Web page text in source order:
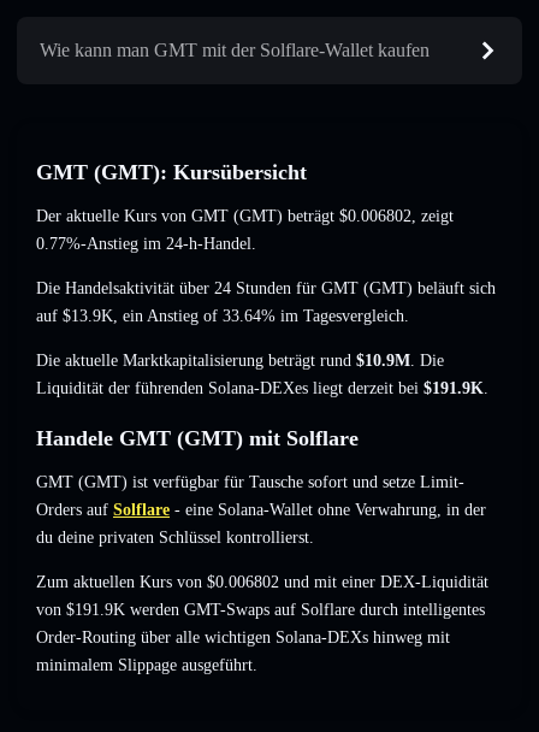
Wie kann man GMT mit der Solflare-Wallet kaufen
GMT (GMT): Kursübersicht
Der aktuelle Kurs von GMT (GMT) beträgt $0.006802, zeigt
0.77%-Anstieg im 24-h-Handel.
Die Handelsaktivität über 24 Stunden für GMT (GMT) beläuft sich
auf $13.9K, ein Anstieg of 33.64% im Tagesvergleich.
Die aktuelle Marktkapitalisierung beträgt rund $10.9M. Die
Liquidität der führenden Solana-DEXes liegt derzeit bei $191.9K.
Handele GMT (GMT) mit Solflare
GMT (GMT) ist verfügbar für Tausche sofort und setze Limit-
Orders auf Solflare - eine Solana-Wallet ohne Verwahrung, in der
du deine privaten Schlüssel kontrollierst.
Zum aktuellen Kurs von $0.006802 und mit einer DEX-Liquidität
von $191.9K werden GMT-Swaps auf Solflare durch intelligentes
Order-Routing über alle wichtigen Solana-DEXs hinweg mit
minimalem Slippage ausgeführt.